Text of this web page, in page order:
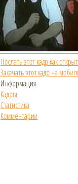
Послать этот кадр как
Закачать этот кадр на
Информация
Кадры
Статистика
Комментарии